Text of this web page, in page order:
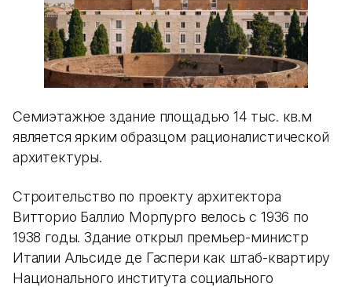
Семиэтажное здание площадью 14 тыс. кв.м
является ярким образцом рационалистической
архитектуры.
Строительство по проекту архитектора
Витторио Баллио Морпурго велось с 1936 по
1938 годы. Здание открыл премьер-министр
Италии Альсиде де Гаспери как штаб-квартиру
Национального института социального